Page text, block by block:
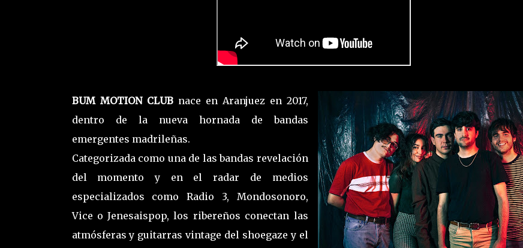
BUM MOTION CLUBnace en Aranjuez en 2017,
dentro de la nueva hornada de bandas
emergentes madrileñas.
Categorizada como una de las bandas revelación
del momento y en el radar de medios
especializados como Radio 3, Mondosonoro,
Vice o Jenesaispop, los ribereños conectan las
atmósferas y guitarras vintage del shoegaze y el